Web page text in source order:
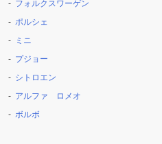
フォルクスワーゲン
ポルシェ
ミニ
プジョー
シトロエン
アルファ ロメオ
ボルボ